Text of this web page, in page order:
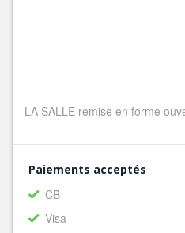
LA SALLE remise en forme
Paiements acceptés
CB
Visa